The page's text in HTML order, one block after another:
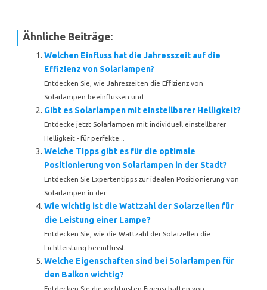
Ähnliche Beiträge:
Welchen Einfluss hat die Jahresszeit auf die
Effizienz von Solarlampen?
Entdecken Sie, wie Jahreszeiten die Effizienz von
Solarlampen beeinflussen und...
Gibt es Solarlampen mit einstellbarer Helligkeit?
Entdecke jetzt Solarlampen mit individuell einstellbarer
Helligkeit - für perfekte...
Welche Tipps gibt es für die optimale
Positionierung von Solarlampen in der Stadt?
Entdecken Sie Expertentipps zur idealen Positionierung von
Solarlampen in der...
Wie wichtig ist die Wattzahl der Solarzellen für
die Leistung einer Lampe?
Entdecken Sie, wie die Wattzahl der Solarzellen die
Lichtleistung beeinflusst....
Welche Eigenschaften sind bei Solarlampen für
den Balkon wichtig?